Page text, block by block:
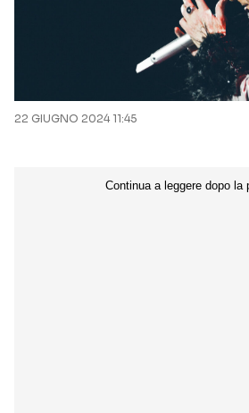
22 GIUGNO 2024 11:45